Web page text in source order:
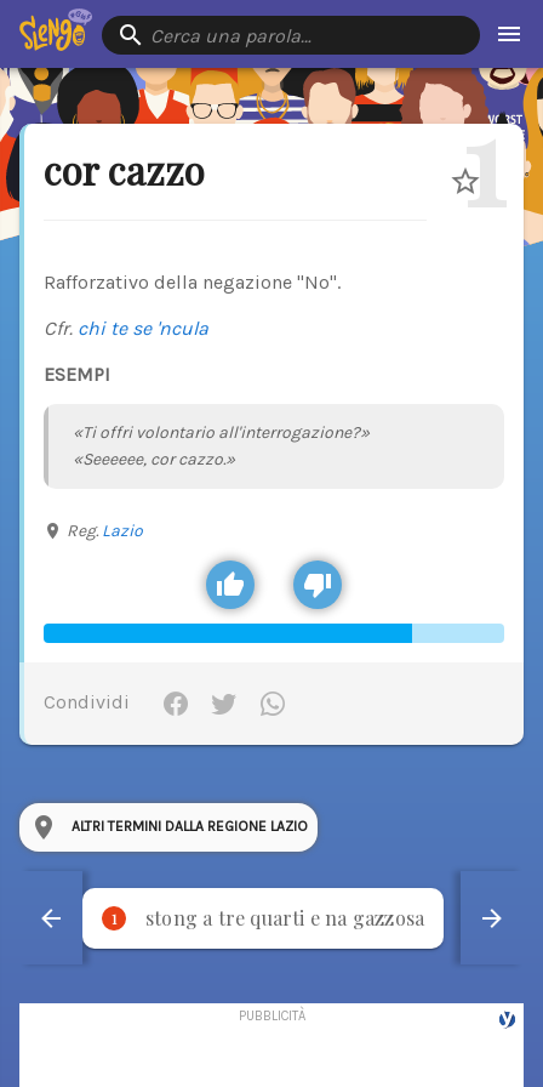
Cerca una parola…
cor cazzo 1
Rafforzativo della negazione "No".
Cfr. chi te se 'ncula
ESEMPI
«Ti offri volontario all'interrogazione?»
«Seeeeee, cor cazzo.»
Reg. Lazio
Condividi
ALTRI TERMINI DALLA REGIONE LAZIO
1 stong a tre quarti e na gazzosa 2